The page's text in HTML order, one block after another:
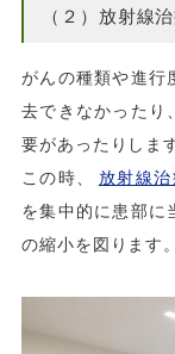
（２）放射線
がんの種類や進行
去できなかったり
要があったりしま
この時、
放射線治
を集中的に患部に
の縮小を図ります。